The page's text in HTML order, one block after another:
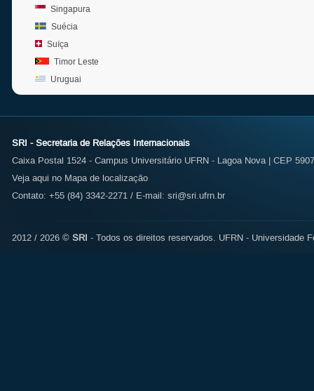
Singapura
Suécia
Suíça
Timor Leste
Uruguai
SRI - Secretaria de Relações Internacionais
Caixa Postal 1524 - Campus Universitário UFRN - Lagoa Nova | CEP
Veja aqui no Mapa de localização
Contato: +55 (84) 3342-2271 / E-mail: sri@sri.ufrn.br
2012 / 2026 © SRI - Todos os direitos reservados. UFRN - Universidade